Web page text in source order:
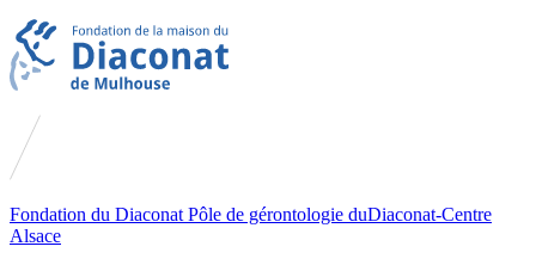
Fondation du Diaconat Pôle de gérontologie duDiaconat-Centre
Alsace